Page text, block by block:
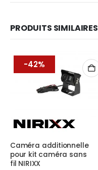
PRODUITS SIMILAIRES
-42%
additionnelle
kit caméra sans